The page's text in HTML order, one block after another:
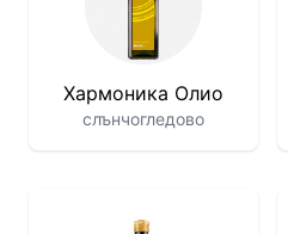
Хармоника Олио
слънчогледово